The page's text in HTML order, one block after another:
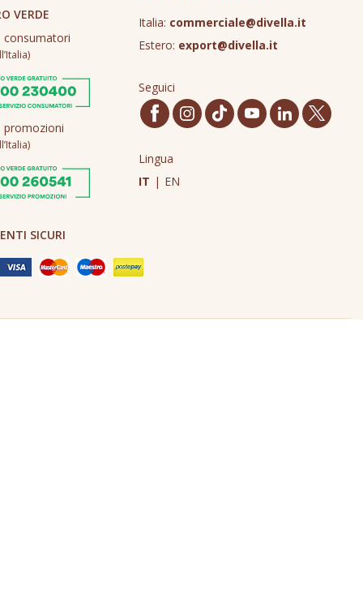
VERDE
consumatori
promozioni
Italia: commerciale@divella.it
Estero: export@divella.it
Seguici
Lingua
IT | EN
SICURI